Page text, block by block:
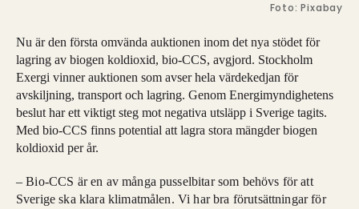
Foto: Pixabay
Nu är den första omvända auktionen inom det nya stödet för
lagring av biogen koldioxid, bio-CCS, avgjord. Stockholm
Exergi vinner auktionen som avser hela värdekedjan för
avskiljning, transport och lagring. Genom Energimyndighetens
beslut har ett viktigt steg mot negativa utsläpp i Sverige tagits.
Med bio-CCS finns potential att lagra stora mängder biogen
koldioxid per år.
– Bio-CCS är en av många pusselbitar som behövs för att
Sverige ska klara klimatmålen. Vi har bra förutsättningar för